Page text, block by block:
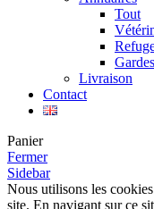
Tout
Livraison
Contact
Panier
Fermer
Sidebar
Nous utilisons les
site. En navigant sur ce